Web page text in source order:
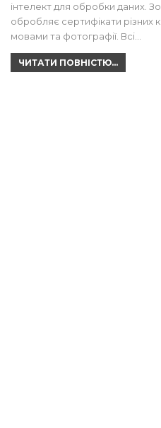
інтелект для обробки даних.
обробляє сертифікати різних
мовами та фотографії. Всі…
ЧИТАТИ ПОВНІСТЮ...